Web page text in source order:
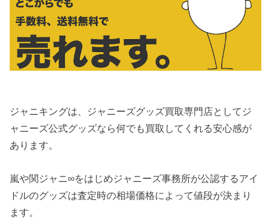
ジャニキングは、ジャニーズグッズ買取専門店としてジ
ャニーズ公式グッズなら何でも買取してくれる安心感が
あります。
嵐や関ジャニ∞をはじめジャニーズ事務所が公認するアイ
ドルのグッズは査定時の相場価格によって値段が決まり
ます。